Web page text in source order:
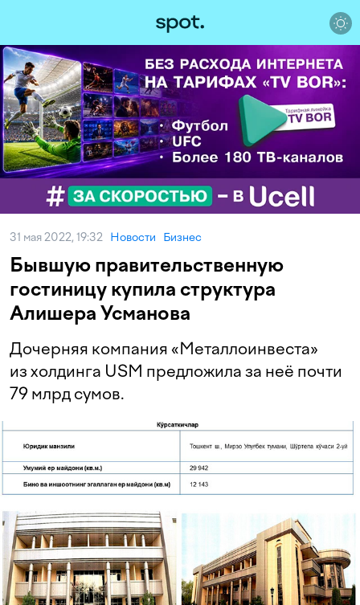
31 мая 2022, 19:32 Новости Бизнес
Бывшую правительственную
гостиницу купила структура
Алишера Усманова
Дочерняя компания «Металлоинвеста»
из холдинга USM предложила за неё почти
79 млрд сумов.